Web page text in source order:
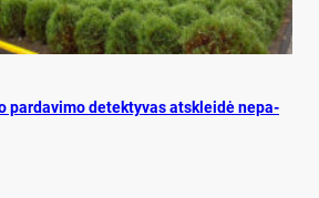
par­da­vi­mo de­tek­ty­vas at­sklei­dė ne­pa­